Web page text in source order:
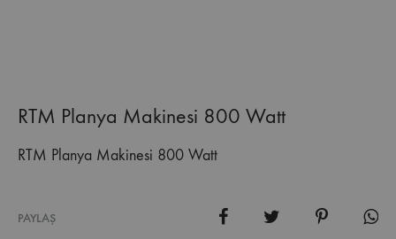
RTM Planya Makinesi 800 Watt
RTM Planya Makinesi 800 Watt
PAYLAŞ